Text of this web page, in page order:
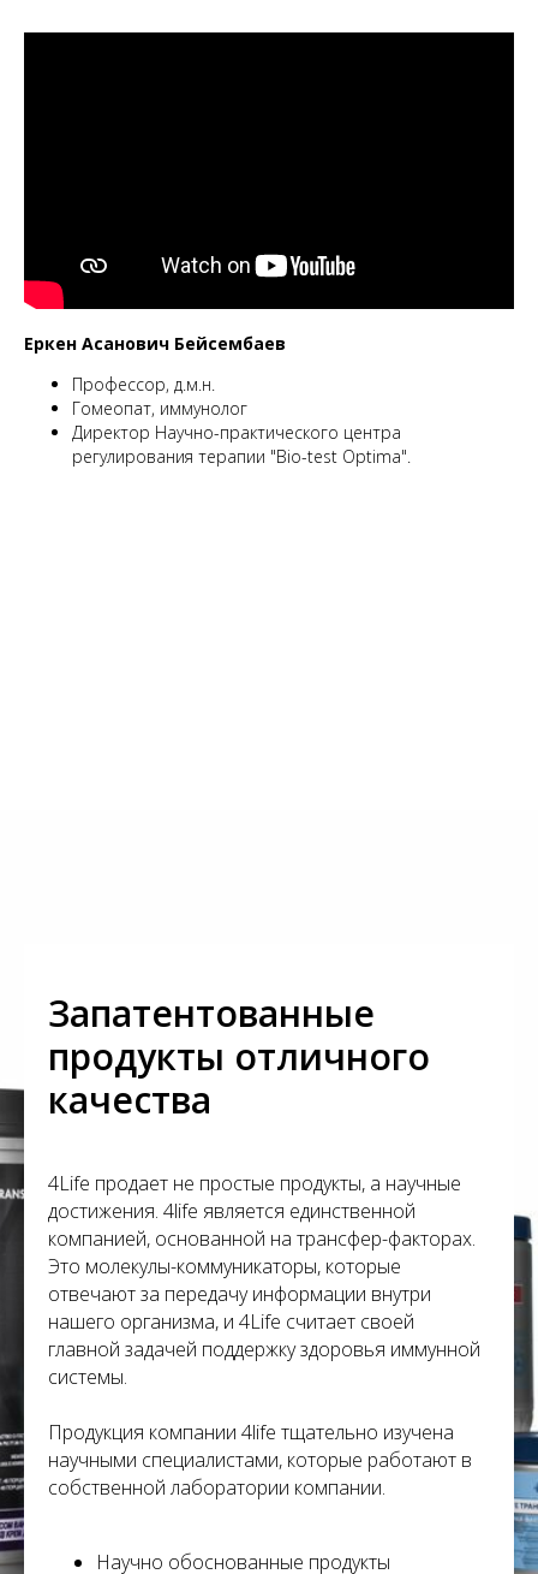
Еркен Асанович Бейсембаев
Профессор, д.м.н.
Гомеопат, иммунолог
Директор Научно-практического центра
регулирования терапии "Bio-test Optima".
Запатентованные
продукты отличного
качества
4Life продает не простые продукты, а научные
достижения. 4life является единственной
компанией, основанной на трансфер-факторах.
Это молекулы-коммуникаторы, которые
отвечают за передачу информации внутри
нашего организма, и 4Life считает своей
главной задачей поддержку здоровья иммунной
системы.
Продукция компании 4life тщательно изучена
научными специалистами, которые работают в
собственной лаборатории компании.
Научно обоснованные продукты